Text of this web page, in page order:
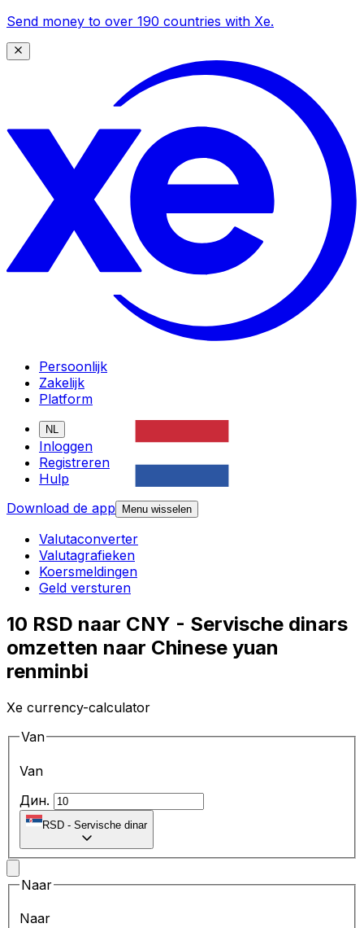
Send money to over 190 countries with Xe.
Persoonlijk
Zakelijk
Platform
NL
Inloggen
Registreren
Hulp
Download de app
Menu wisselen
Valutaconverter
Valutagrafieken
Koersmeldingen
Geld versturen
10 RSD naar CNY - Servische dinars
omzetten naar Chinese yuan
renminbi
Xe currency-calculator
Van
Van
Дин.
RSD - Servische dinar
Naar
Naar